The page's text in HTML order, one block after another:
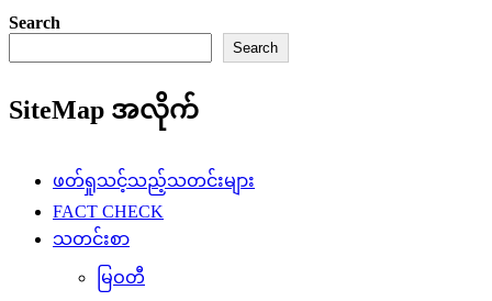
Search
Search
SiteMap အလိုက်
ဖတ်ရှုသင့်သည့်သတင်းများ
FACT CHECK
သတင်းစာ
မြဝတီ